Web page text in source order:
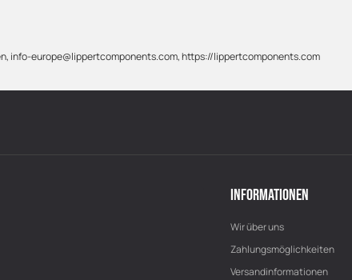
info-europe@lippertcomponents.com, https://lippertcomponents.com
INFORMATIONEN
Wir über uns
Zahlungsmöglichkeiten
Versandinformationen